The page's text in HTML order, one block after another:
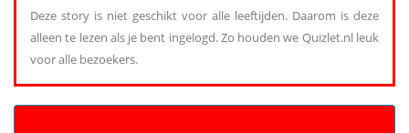
Deze story is niet geschikt voor alle leeftijden. Daarom is deze
alleen te lezen als je bent ingelogd. Zo houden we Quizlet.nl leuk
voor alle bezoekers.